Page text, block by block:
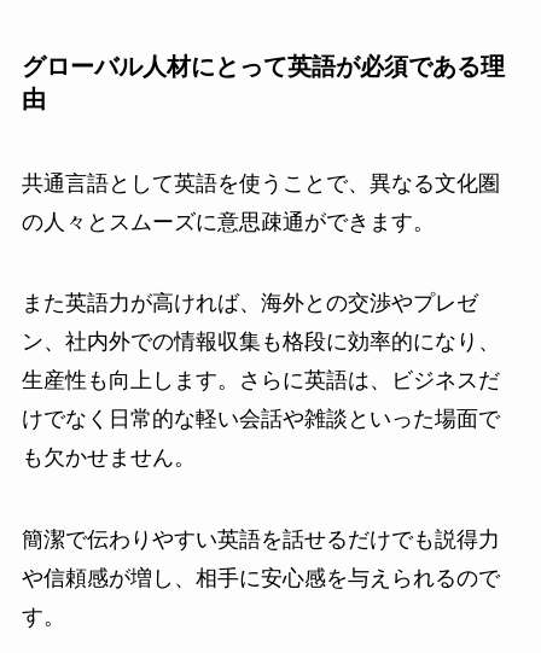
グローバル人材にとって英語が必須である理
由
共通言語として英語を使うことで、異なる文化圏
の人々とスムーズに意思疎通ができます。
また英語力が高ければ、海外との交渉やプレゼ
ン、社内外での情報収集も格段に効率的になり、
生産性も向上します。さらに英語は、ビジネスだ
けでなく日常的な軽い会話や雑談といった場面で
も欠かせません。
簡潔で伝わりやすい英語を話せるだけでも説得力
や信頼感が増し、相手に安心感を与えられるので
す。